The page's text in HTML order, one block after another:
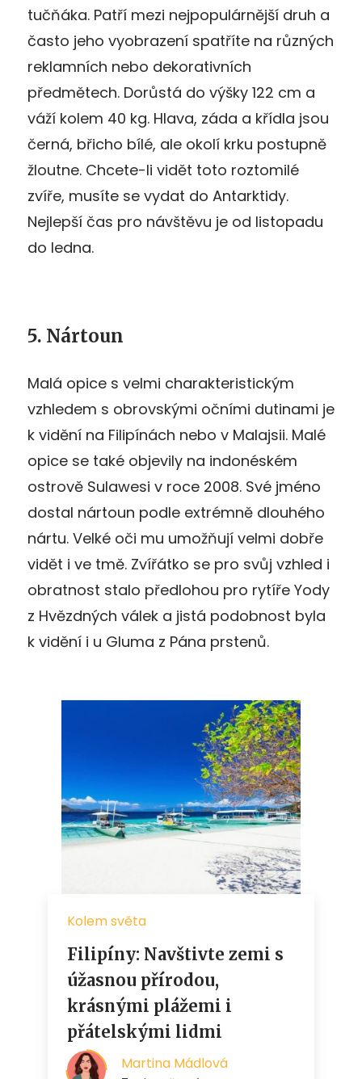
tučňáka. Patří mezi nejpopulárnější druh a
často jeho vyobrazení spatříte na různých
reklamních nebo dekorativních
předmětech. Dorůstá do výšky 122 cm a
váží kolem 40 kg. Hlava, záda a křídla jsou
černá, břicho bílé, ale okolí krku postupně
žloutne. Chcete-li vidět toto roztomilé
zvíře, musíte se vydat do Antarktidy.
Nejlepší čas pro návštěvu je od listopadu
do ledna.
5. Nártoun
Malá opice s velmi charakteristickým
vzhledem s obrovskými očními dutinami je
k vidění na Filipínách nebo v Malajsii. Malé
opice se také objevily na indonéském
ostrově Sulawesi v roce 2008. Své jméno
dostal nártoun podle extrémně dlouhého
nártu. Velké oči mu umožňují velmi dobře
vidět i ve tmě. Zvířátko se pro svůj vzhled i
obratnost stalo předlohou pro rytíře Yody
z Hvězdných válek a jistá podobnost byla
k vidění i u Gluma z Pána prstenů.